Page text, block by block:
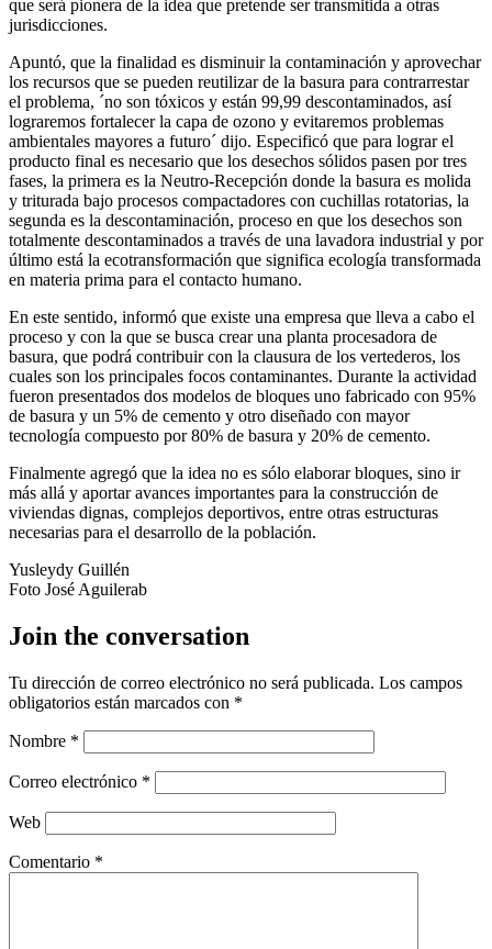
que será pionera de la idea que pretende ser transmitida a otras
jurisdicciones.
Apuntó, que la finalidad es disminuir la contaminación y aprovechar
los recursos que se pueden reutilizar de la basura para contrarrestar
el problema, ´no son tóxicos y están 99,99 descontaminados, así
lograremos fortalecer la capa de ozono y evitaremos problemas
ambientales mayores a futuro´ dijo. Especificó que para lograr el
producto final es necesario que los desechos sólidos pasen por tres
fases, la primera es la Neutro-Recepción donde la basura es molida
y triturada bajo procesos compactadores con cuchillas rotatorias, la
segunda es la descontaminación, proceso en que los desechos son
totalmente descontaminados a través de una lavadora industrial y por
último está la ecotransformación que significa ecología transformada
en materia prima para el contacto humano.
En este sentido, informó que existe una empresa que lleva a cabo el
proceso y con la que se busca crear una planta procesadora de
basura, que podrá contribuir con la clausura de los vertederos, los
cuales son los principales focos contaminantes. Durante la actividad
fueron presentados dos modelos de bloques uno fabricado con 95%
de basura y un 5% de cemento y otro diseñado con mayor
tecnología compuesto por 80% de basura y 20% de cemento.
Finalmente agregó que la idea no es sólo elaborar bloques, sino ir
más allá y aportar avances importantes para la construcción de
viviendas dignas, complejos deportivos, entre otras estructuras
necesarias para el desarrollo de la población.
Yusleydy Guillén
Foto José Aguilerab
Join the conversation
Tu dirección de correo electrónico no será publicada. Los campos
obligatorios están marcados con *
Nombre *
Correo electrónico *
Web
Comentario *